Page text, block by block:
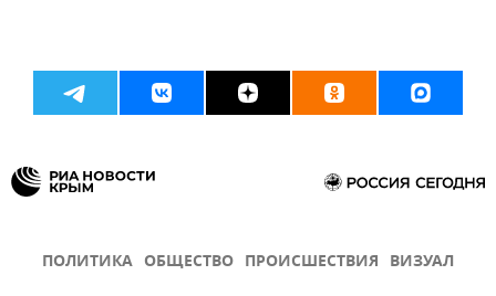
ПОЛИТИКА ОБЩЕСТВО ПРОИСШЕСТВИЯ ВИЗУАЛ